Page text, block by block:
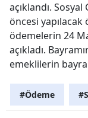
açıklandı.
öncesi
ödemelerin 24
açıkladı.
emeklilerin
#Ödeme